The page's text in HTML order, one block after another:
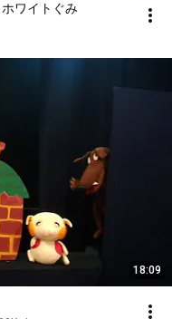
ワイトぐみ
18:09